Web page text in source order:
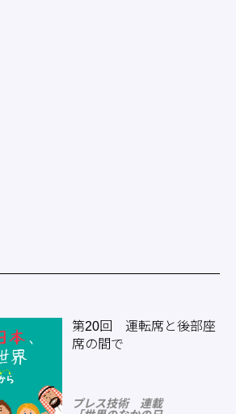
第20回 運転席と後部座
席の間で
プレス技術 連載